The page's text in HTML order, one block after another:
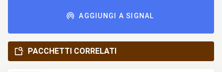
AGGIUNGI A SIGNAL
PACCHETTI CORRELATI